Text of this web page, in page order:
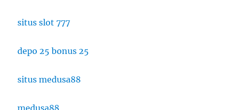
situs slot 777
depo 25 bonus 25
situs medusa88